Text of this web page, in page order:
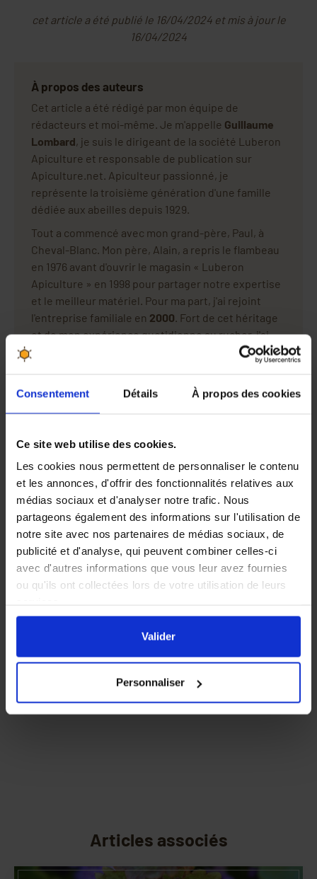
Consentement Détails À propos des cookies
Ce site web utilise des cookies.
Les cookies nous permettent de personnaliser le contenu
et les annonces, d'offrir des fonctionnalités relatives aux
médias sociaux et d'analyser notre trafic. Nous
partageons également des informations sur l'utilisation de
notre site avec nos partenaires de médias sociaux, de
publicité et d'analyse, qui peuvent combiner celles-ci
avec d'autres informations que vous leur avez fournies
ou qu'ils ont collectées lors de votre utilisation de leurs
En cliquant sur le boutonValidervous acceptez
l'ensemble des cookies de notre site ainsi que ceux de
nos partenaires. Vous pouvez également choisir les
Valider
Personnaliser
cet article a été publié le 16/04/2024 et mis à jour le
16/04/2024
À propos des auteurs
Cet article a été rédigé par mon équipe de
rédacteurs et moi-même. Je m'appelle Guillaume
Lombard, je suis le dirigeant de la société Luberon
Apiculture et responsable de publication sur
Apiculture.net. Apiculteur passionné, je
représente la troisième génération d'une famille
dédiée aux abeilles depuis 1929.
Tout a commencé avec mon grand-père, Paul, à
Cheval-Blanc. Mon père, Alain, a repris le flambeau
en 1976 avant d'ouvrir le magasin « Luberon
Apiculture » en 1998 pour partager notre expertise
et le meilleur matériel. Pour ma part, j'ai rejoint
l'entreprise familiale en 2000 . Fort de cet héritage
et de mon expérience quotidienne au rucher, j'ai
co-fondé Apiculture.net.
savoir-faire
, que vous soyez débutant
ou professionnel. Je sais ce dont vous avez besoin,
Articles associés